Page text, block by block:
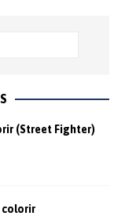
(Street Fighter)
colorir